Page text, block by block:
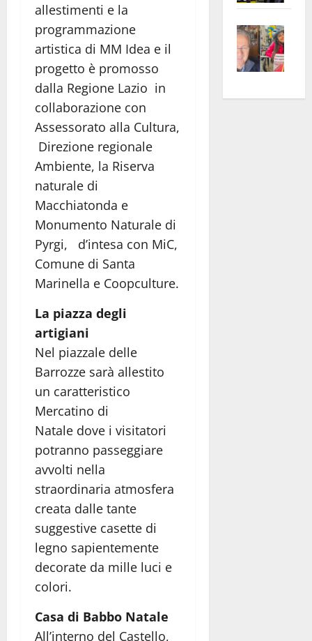
allestimenti e la
programmazione
artistica di MM Idea e il
progetto è promosso
dalla Regione Lazio in
collaborazione con
Assessorato alla Cultura,
Direzione regionale
Ambiente, la Riserva
naturale di
Macchiatonda e
Monumento Naturale di
Pyrgi, d’intesa con MiC,
Comune di Santa
Marinella e Coopculture.
La piazza degli
artigiani
Nel piazzale delle
Barrozze sarà allestito
un caratteristico
Mercatino di
Natale dove i visitatori
potranno passeggiare
avvolti nella
straordinaria atmosfera
creata dalle tante
suggestive casette di
legno sapientemente
decorate da mille luci e
colori.
Casa di Babbo Natale
All’interno del Castello,
euro
apre